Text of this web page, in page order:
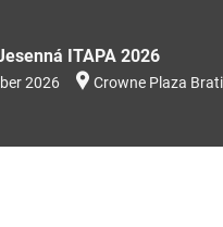
ITAPA 2026
2026 Crowne Plaza